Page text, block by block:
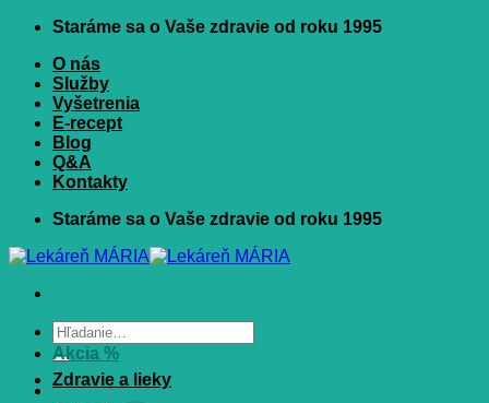
Skip
content
Staráme sa o Vaše zdravie od roku 1995
O nás
Služby
Vyšetrenia
E-recept
Blog
Q&A
Kontakty
Staráme sa o Vaše zdravie od roku 1995
Hľadať:
Akcia %
Zdravie a lieky